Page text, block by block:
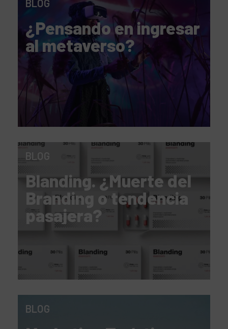
BLOG
¿Pensando en ingresar
al metaverso?
BLOG
Blanding. ¿Muerte del
Branding o tendencia
pasajera?
BLOG